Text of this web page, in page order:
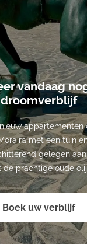
vandaag
droomverblijf
appartementen
met een tuin
gelegen
de prachtige oude
Boek uw verblijf